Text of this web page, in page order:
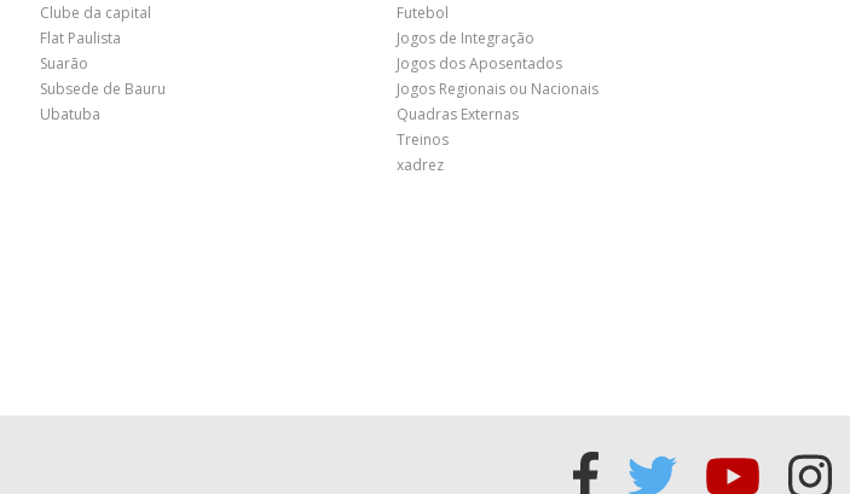
Clube da capital
Flat Paulista
Suarão
Subsede de Bauru
Ubatuba
Futebol
Jogos de Integração
Jogos dos Aposentados
Jogos Regionais ou Nacionais
Quadras Externas
Treinos
xadrez
Acessar
Acessar